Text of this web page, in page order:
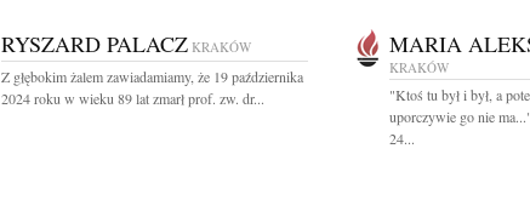
RYSZARD PALACZ KRAKÓW
Z głębokim żalem zawiadamiamy, że 19 października
2024 roku w wieku 89 lat zmarł prof. zw. dr...
MARIA
KRAKÓW
"Ktoś tu był i był, a
uporczywie go nie
24...